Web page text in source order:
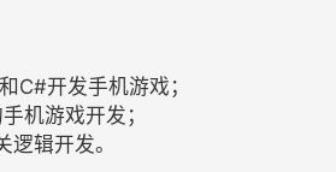
C#开发手机游戏；
机游戏开发；
辑开发。